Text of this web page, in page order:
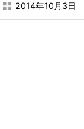
2014年10月3日